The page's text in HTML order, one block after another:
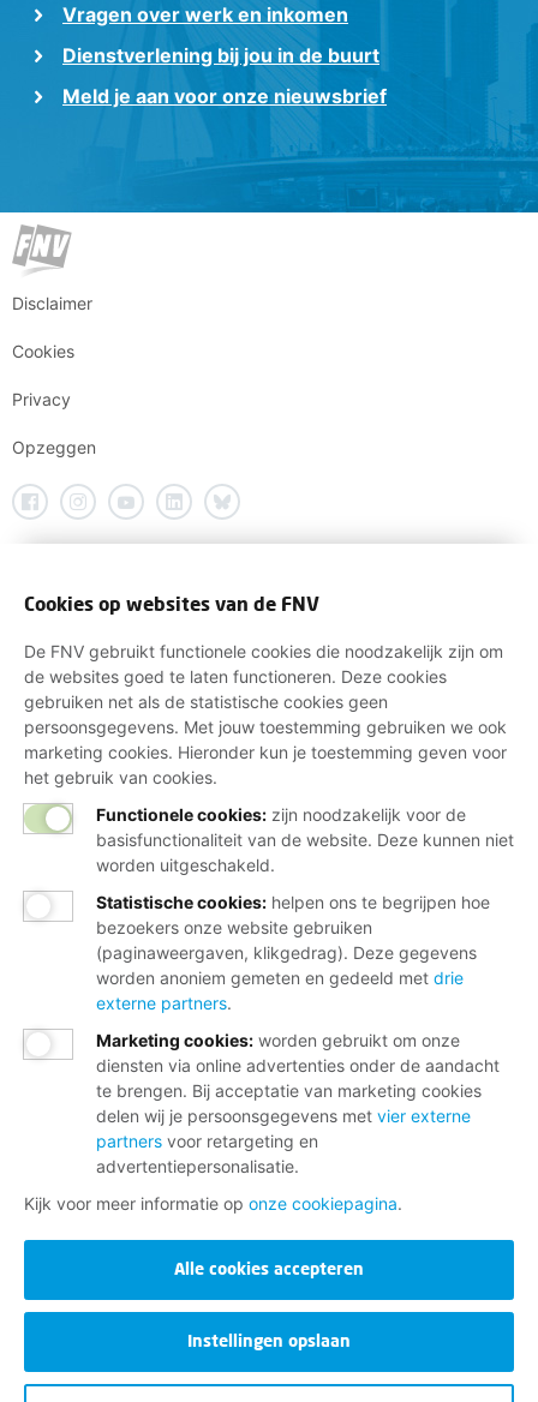
Vragen over werk en inkomen
Dienstverlening bij jou in de buurt
Meld je aan voor onze nieuwsbrief
Disclaimer
Cookies
Privacy
Opzeggen
Cookies op websites van de FNV
De FNV gebruikt functionele cookies die noodzakelijk zijn om
de websites goed te laten functioneren. Deze cookies
gebruiken net als de statistische cookies geen
persoonsgegevens. Met jouw toestemming gebruiken we ook
marketing cookies. Hieronder kun je toestemming geven voor
het gebruik van cookies.
Functionele cookies: zijn noodzakelijk voor de
basisfunctionaliteit van de website. Deze kunnen niet
worden uitgeschakeld.
Statistische cookies: helpen ons te begrijpen hoe
bezoekers onze website gebruiken
(paginaweergaven, klikgedrag). Deze gegevens
worden anoniem gemeten en gedeeld met drie
externe partners.
Marketing cookies: worden gebruikt om onze
diensten via online advertenties onder de aandacht
te brengen. Bij acceptatie van marketing cookies
delen wij je persoonsgegevens met vier externe
partners voor retargeting en
advertentiepersonalisatie.
Kijk voor meer informatie op onze cookiepagina.
Alle cookies accepteren
Instellingen opslaan